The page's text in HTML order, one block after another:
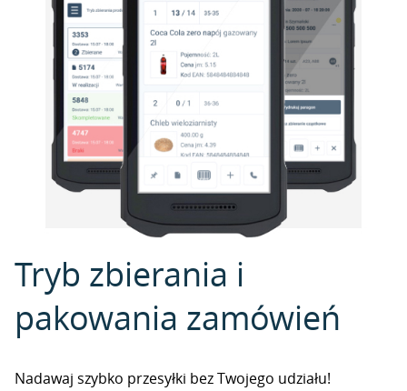
Tryb zbierania i
pakowania zamówień
Nadawaj szybko przesyłki bez Twojego udziału!